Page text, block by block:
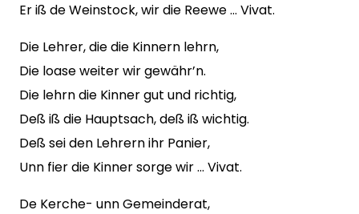
Er iß de Weinstock, wir die Reewe … Vivat.
Die Lehrer, die die Kinnern lehrn,
Die loase weiter wir gewähr’n.
Die lehrn die Kinner gut und richtig,
Deß iß die Hauptsach, deß iß wichtig.
Deß sei den Lehrern ihr Panier,
Unn fier die Kinner sorge wir … Vivat.
De Kerche- unn Gemeinderat,